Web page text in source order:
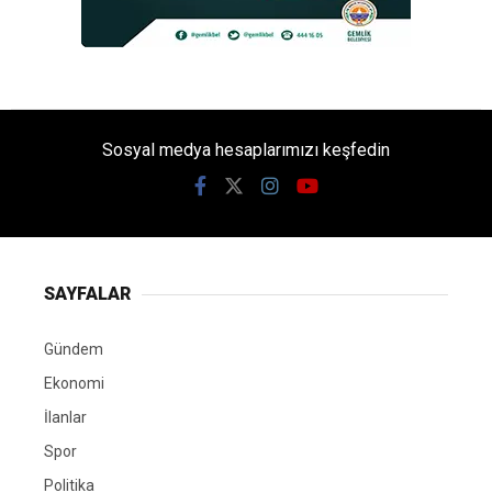
Sosyal medya hesaplarımızı keşfedin
SAYFALAR
Gündem
Ekonomi
İlanlar
Spor
Politika